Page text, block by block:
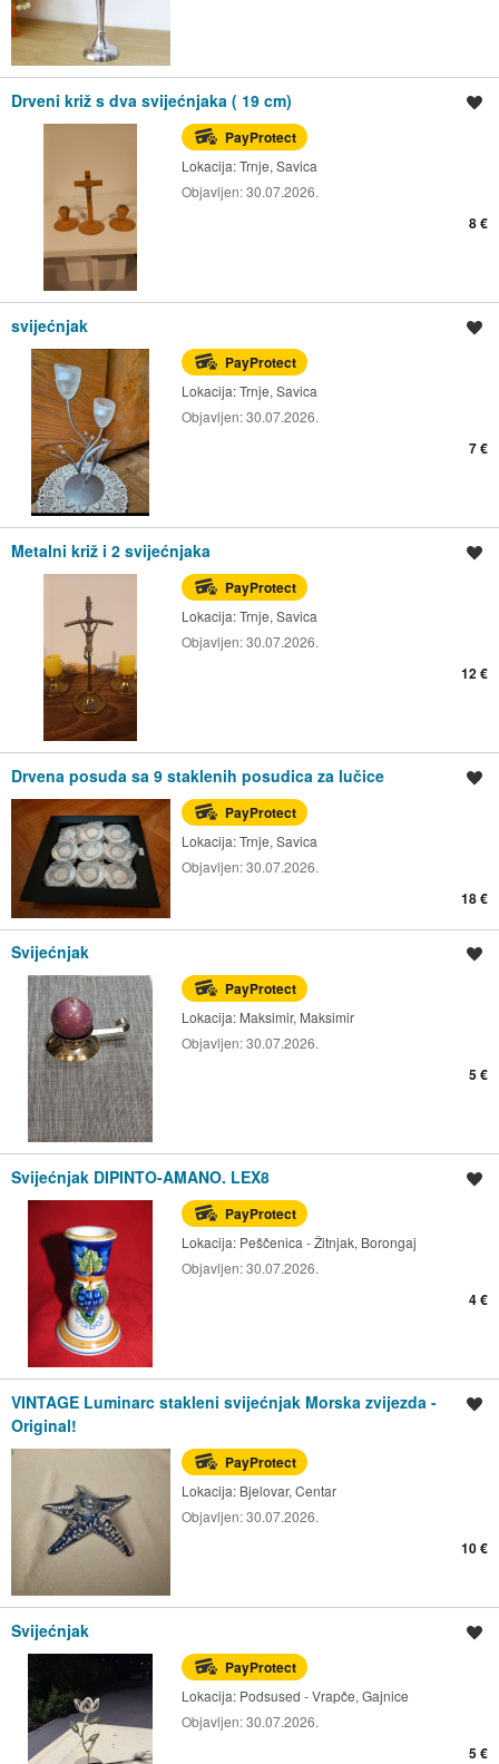
Drveni križ s dva svijećnjaka ( 19 cm)
PayProtect
Lokacija:Trnje, Savica
Objavljen:30.07.2026.
8 €
svijećnjak
PayProtect
Lokacija:Trnje, Savica
Objavljen:30.07.2026.
7 €
Metalni križ i 2 svijećnjaka
PayProtect
Lokacija:Trnje, Savica
Objavljen:30.07.2026.
12 €
Drvena posuda sa 9 staklenih posudica za lučice
PayProtect
Lokacija:Trnje, Savica
Objavljen:30.07.2026.
18 €
Svijećnjak
PayProtect
Lokacija: Maksimir, Maksimir
Objavljen:30.07.2026.
5 €
Svijećnjak DIPINTO-AMANO. LEX8
PayProtect
Lokacija: Peščenica - Žitnjak, Borongaj
Objavljen:30.07.2026.
4 €
VINTAGE Luminarc stakleni svijećnjak Morska zvijezda -
Original!
PayProtect
Lokacija: Bjelovar, Centar
Objavljen:30.07.2026.
10 €
Svijećnjak
PayProtect
Lokacija: Podsused - Vrapče, Gajnice
Objavljen:30.07.2026.
5 €